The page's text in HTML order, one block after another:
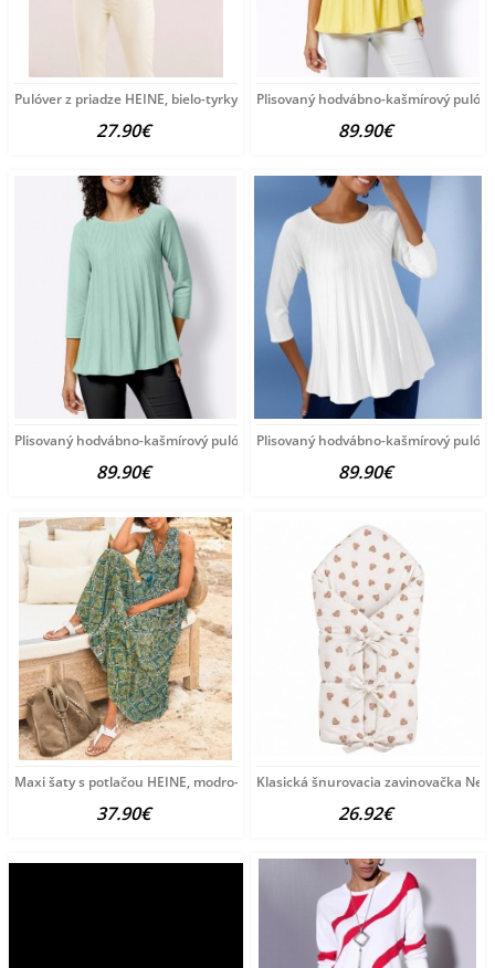
Pulóver z priadze HEINE, bielo-tyrkysový
27.90€
Plisovaný hodvábno-kašmírový
89.90€
Plisovaný hodvábno-kašmírový pulóver
89.90€
Plisovaný hodvábno-kašmírový
89.90€
Maxi šaty s potlačou HEINE, modro-zeleno-žlté
37.90€
Klasická šnurovacia zavinovačka
26.92€